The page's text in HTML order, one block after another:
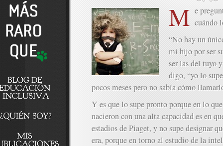
M e
cuándo
“No hay un
mi hijo por ser
ser las del tuyo
digo, “yo lo
pocos meses pero no sabía cómo
Y es que lo supe pronto porque en lo
nacieron con una alta capacidad es en
estadios de Piaget, y no supe designar
era, porque en torno al estudio de la